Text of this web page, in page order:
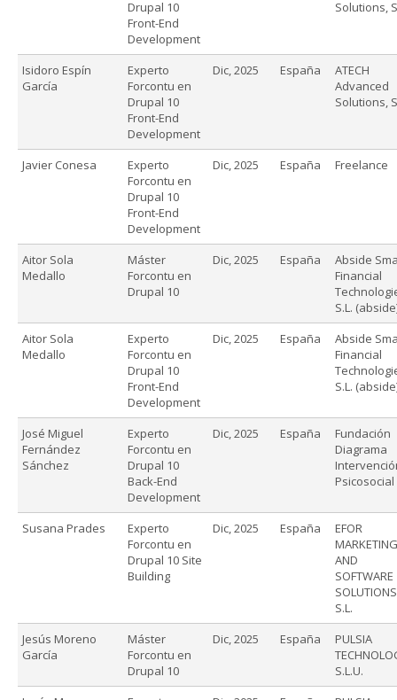
Drupal 10
Front-End
Development
Solutions,
Isidoro Espín
García
Experto
Forcontu en
Drupal 10
Front-End
Development
Dic, 2025 España
ATECH
Advanced
Solutions,
Javier Conesa
Experto
Forcontu en
Drupal 10
Front-End
Development
Dic, 2025 España Freelance
Aitor Sola
Medallo
Máster
Forcontu en
Drupal 10
Dic, 2025 España
Abside
Financial
S.L.
Aitor Sola
Medallo
Experto
Forcontu en
Drupal 10
Front-End
Development
Dic, 2025 España
Abside
Financial
S.L.
José Miguel
Fernández
Sánchez
Experto
Forcontu en
Drupal 10
Back-End
Development
Dic, 2025 España
Fundación
Diagrama
Psicosocial
Susana Prades
Experto
Forcontu en
Drupal 10 Site
Building
Dic, 2025 España
EFOR
MARKETING
AND
SOFTWARE
SOLUTIONS
S.L.
Jesús Moreno
García
Máster
Forcontu en
Drupal 10
Dic, 2025 España
PULSIA
S.L.U.